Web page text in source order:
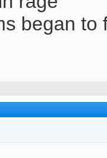
began to